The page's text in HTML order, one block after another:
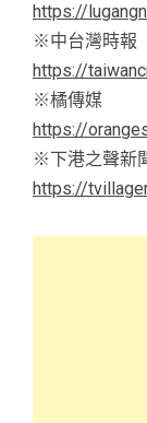
https://
※中台灣時報
https://
※橘傳媒
https://
※下港之聲新
https://